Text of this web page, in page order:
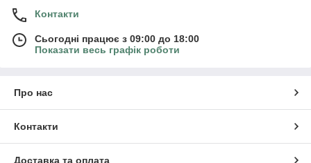
Контакти
Сьогодні працює з 09:00 до 18:00
Показати весь графік роботи
Про нас
Контакти
Доставка та оплата